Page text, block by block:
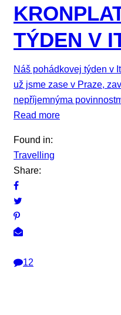
TÝDEN V
Náš pohádkovej týden v
už jsme zase v Praze,
nepříjemnýma
Read more
Found in:
Travelling
Share:
12